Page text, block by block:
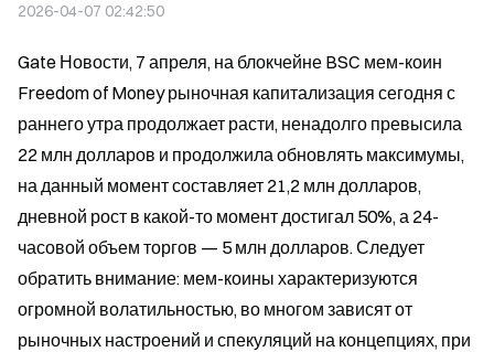
2026-04-07 02:42:50
Gate Новости, 7 апреля, на блокчейне BSC мем-коин
Freedom of Money рыночная капитализация сегодня с
раннего утра продолжает расти, ненадолго превысила
22 млн долларов и продолжила обновлять максимумы,
на данный момент составляет 21,2 млн долларов,
дневной рост в какой-то момент достигал 50%, а 24-
часовой объем торгов — 5 млн долларов. Следует
обратить внимание: мем-коины характеризуются
огромной волатильностью, во многом зависят от
рыночных настроений и спекуляций на концепциях, при